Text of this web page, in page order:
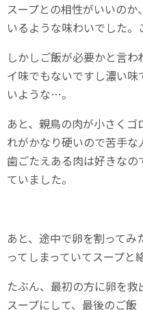
スープとの相性がいいの
いるような味わいでした。
しかしご飯が必要かと言
イ味でもないですし濃い
いような…。
あと、親鳥の肉が小さく
れがかなり硬いので苦手
歯ごたえある肉は好きな
ていました。
あと、途中で卵を割って
ってしまっていてスープと
たぶん、最初の方に卵を
スープにして、最後のご